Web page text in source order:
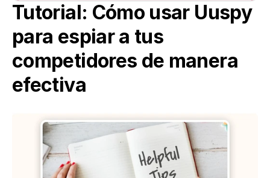
Tutorial: Cómo usar Uuspy
para espiar a tus
competidores de manera
efectiva